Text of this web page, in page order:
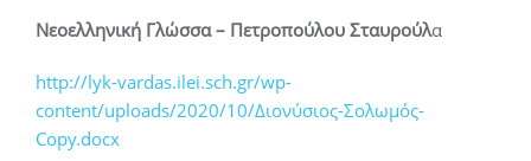
Νεοελληνική Γλώσσα – Πετροπούλου Σταυρούλα
http://lyk-vardas.ilei.sch.gr/wp-
content/uploads/2020/10/Διονύσιος-Σολωμός-
Copy.docx